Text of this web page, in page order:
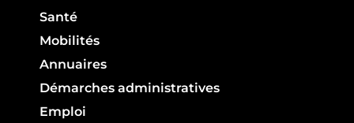
Santé
Mobilités
Annuaires
Démarches administratives
Emploi